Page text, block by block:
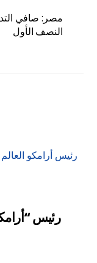
النصف الأول